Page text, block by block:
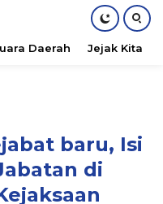
Daerah Jejak Kita
baru, Isi
di